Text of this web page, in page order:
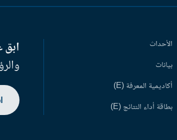
الأحداث
بيانات
أكاديمية المعرفة (E)
بطاقة أداء النتائج (E)